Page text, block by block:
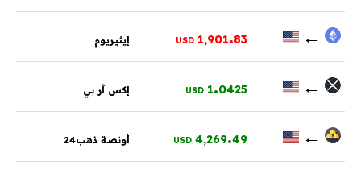
←
1,901.83
USD إيثيريوم
←
1.0425
USD إكس آر بي
←
4,269.49
USD أونصة ذهب24